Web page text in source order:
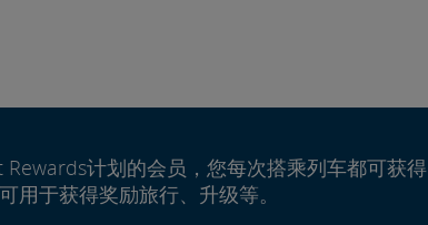
计划的会员，您每次搭乘列车都可获得
用于获得奖励旅行、升级等。